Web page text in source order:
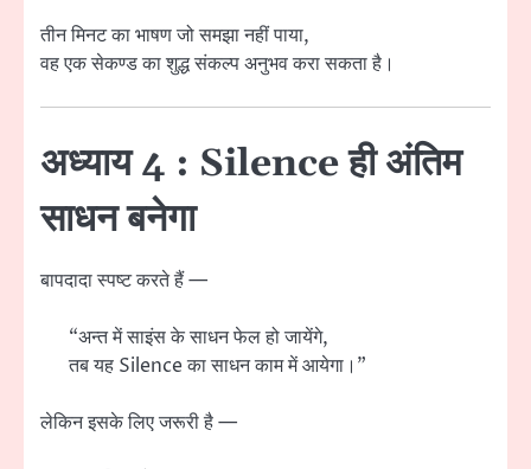
तीन मिनट का भाषण जो समझा नहीं पाया,
वह एक सेकण्ड का शुद्ध संकल्प अनुभव करा सकता है।
अध्याय 4 : Silence ही अंतिम
साधन बनेगा
बापदादा स्पष्ट करते हैं —
“अन्त में साइंस के साधन फेल हो जायेंगे,
तब यह Silence का साधन काम में आयेगा।”
लेकिन इसके लिए जरूरी है —